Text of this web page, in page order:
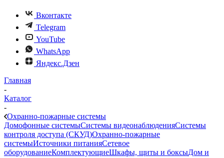
Вконтакте
Telegram
YouTube
WhatsApp
Яндекс.Дзен
Главная
-
Каталог
-
Охранно-пожарные системы
Домофонные системыСистемы видеонаблюденияСистемы
контроля доступа (СКУД)Охранно-пожарные
системыИсточники питанияСетевое
оборудованиеКомплектующиеШкафы, щиты и боксыДом и